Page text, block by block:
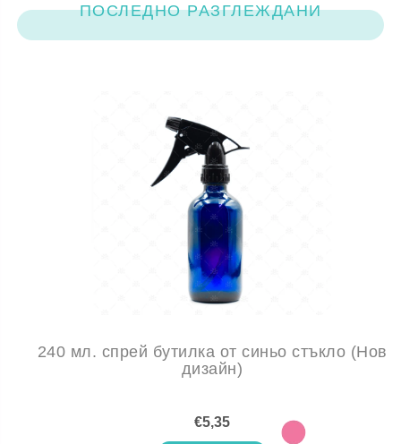
ПОСЛЕДНО РАЗГЛЕЖДАНИ
240 мл. спрей бутилка от синьо стъкло (Нов
дизайн)
€5,35